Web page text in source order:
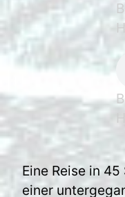
Eine Reise in
einer